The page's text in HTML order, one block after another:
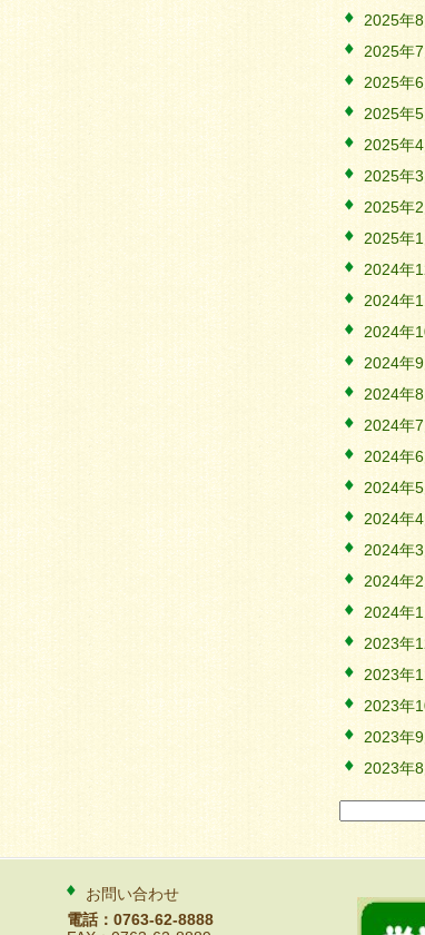
2025年8
2025年7
2025年6
2025年5
2025年4
2025年3
2025年2
2025年1
2024年
2024年
2024年
2024年9
2024年8
2024年7
2024年6
2024年5
2024年4
2024年3
2024年2
2024年
2023年
2023年
2023年
2023年9
2023年8
お問い合わせ
電話：0763-62-8888